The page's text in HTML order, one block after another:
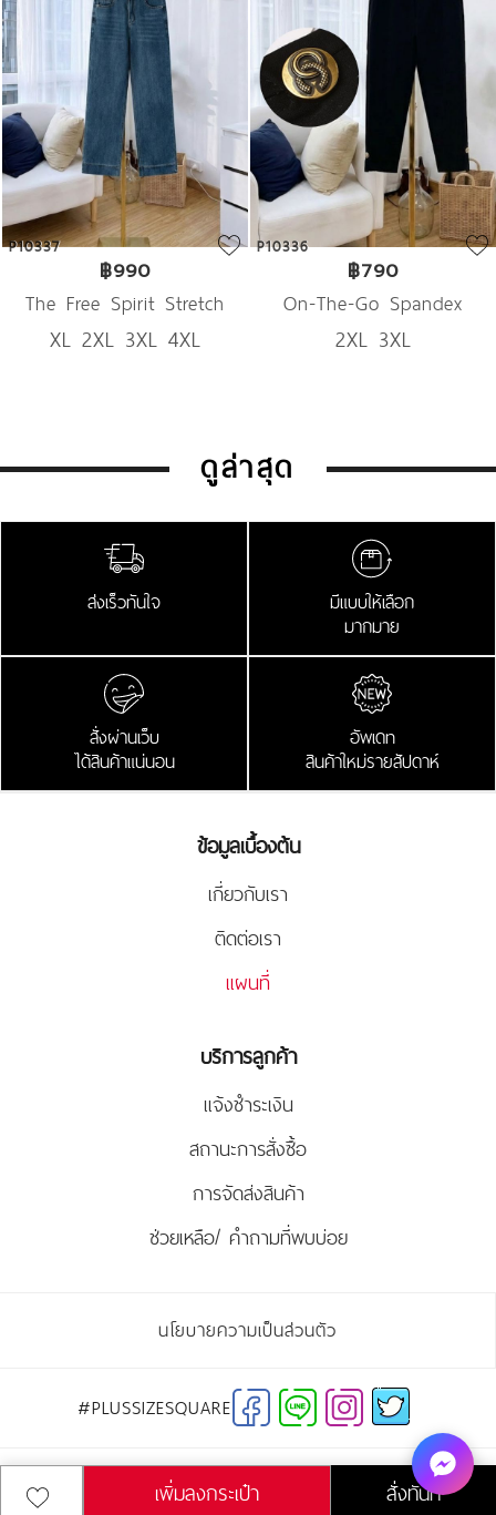
เพิ่มลงกระเป๋า สั่งทันที
P10337
฿990
The Free Spirit Stretch
Denim
XL 2XL 3XL 4XL
P10336
฿790
On-The-Go Spandex
Trousers
2XL 3XL
ดูล่าสุด
ส่งเร็วทันใจ มีแบบให้เลือก
มากมาย
สั่งผ่านเว็บ
ได้สินค้าแน่นอน
อัพเดท
สินค้าใหม่รายสัปดาห์
ข้อมูลเบื้องต้น
เกี่ยวกับเรา
ติดต่อเรา
แผนที่
บริการลูกค้า
แจ้งชำระเงิน
สถานะการสั่งซื้อ
การจัดส่งสินค้า
ช่วยเหลือ/ คำถามที่พบบ่อย
นโยบายความเป็นส่วนตัว
#PLUSSIZESQUARE
2026 PLUSSIZESQUARE.COM